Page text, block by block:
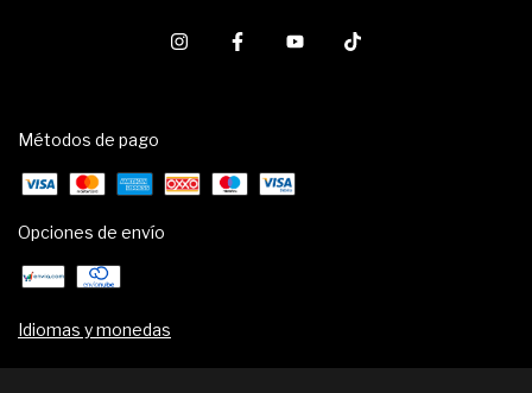
Métodos de pago
Opciones de envío
Idiomas y monedas